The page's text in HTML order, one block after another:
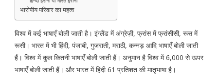
भारोपीय परिवार का महत्व
विश्व में कई भाषाएँ बोली जाती है। इंग्लैंड में अंग्रेज़ी, फ्रांस में फ्रांसीसी, रूस में
रूसी। भारत में भी हिंदी, पंजाबी, गुजराती, मराठी, कन्नड़ आदि भाषाएँ बोली जाती
हैं। विश्व में कुल कितनी भाषाएँ बोली जाती हैं। अनुमान है विश्व में 6,000 से ऊपर
भाषाएँ बोली जाती हैं। और भारत में हिंदी 61 प्रतिशत की मातृभाषा है।